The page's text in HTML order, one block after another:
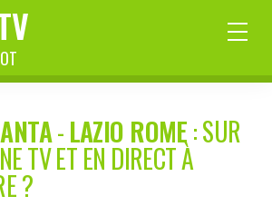
-LAZIO ROME: SUR
TV ET EN DIRECT À
?